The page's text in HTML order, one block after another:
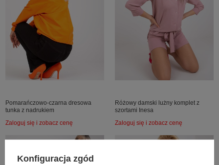
Pomarańczowo-czarna dresowa
tunka z nadrukiem
Zaloguj się i zobacz cenę
Różowy damski lużny komplet z
szortami Inesa
Zaloguj się i zobacz cenę
Konfiguracja zgód